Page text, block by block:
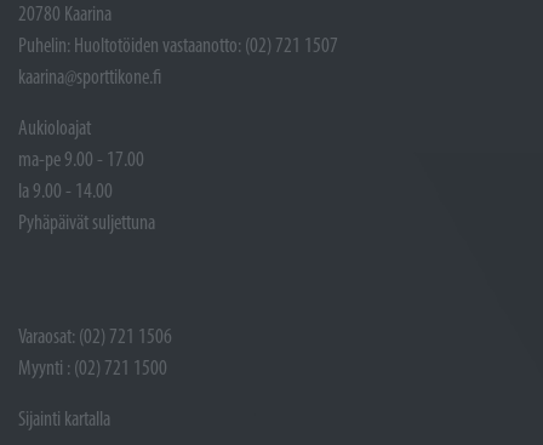
20780 Kaarina
Puhelin: Huoltotöiden vastaanotto: (02) 721 1507
kaarina@sporttikone.fi
Aukioloajat
ma-pe 9.00 - 17.00
la 9.00 - 14.00
Pyhäpäivät suljettuna
Varaosat: (02) 721 1506
Myynti : (02) 721 1500
Sijainti kartalla